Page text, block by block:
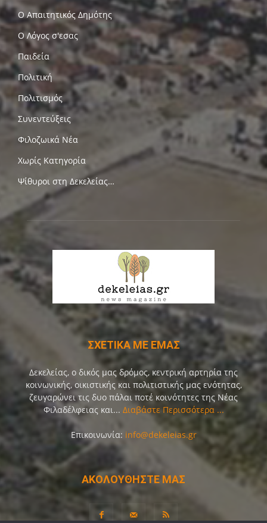
Ο Απαιτητικός Δημότης
Ο Λόγος σ'εσας
Παιδεία
Πολιτική
Πολιτισμός
Συνεντεύξεις
Φιλοζωικά Νέα
Χωρίς Κατηγορία
Ψίθυροι στη Δεκελείας…
ΣΧΕΤΙΚΑ ΜΕ ΕΜΑΣ
Δεκελείας, ο δικός μας δρόμος, κεντρική αρτηρία της
κοινωνικής, οικιστικής και πολιτιστικής μας ενότητας,
ζευγαρώνει τις δυο πάλαι ποτέ κοινότητες της Νέας
Φιλαδέλφειας και... Διαβάστε Περισσότερα ...
Επικοινωνία: info@dekeleias.gr
ΑΚΟΛΟΥΘΗΣΤΕ ΜΑΣ